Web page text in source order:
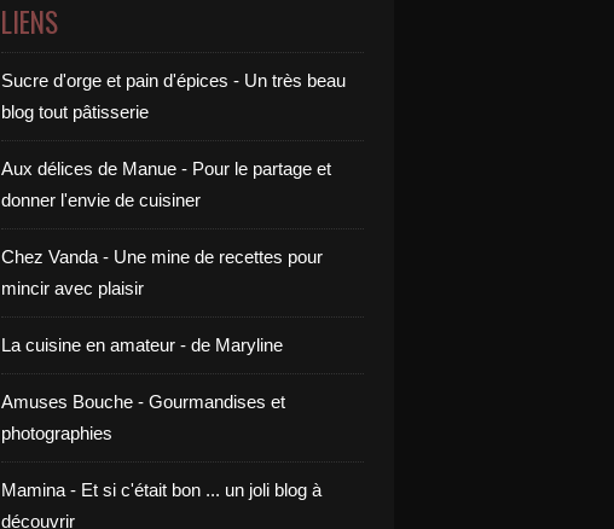
LIENS
Sucre d'orge et pain d'épices - Un très beau
blog tout pâtisserie
Aux délices de Manue - Pour le partage et
donner l'envie de cuisiner
Chez Vanda - Une mine de recettes pour
mincir avec plaisir
La cuisine en amateur - de Maryline
Amuses Bouche - Gourmandises et
photographies
Mamina - Et si c'était bon ... un joli blog à
découvrir